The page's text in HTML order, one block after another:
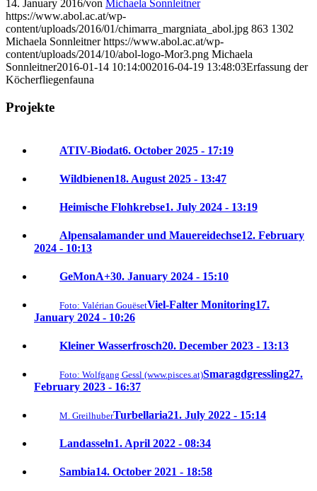
14. January 2016/von Michaela Sonnleitner
https://www.abol.ac.at/wp-
content/uploads/2016/01/chimarra_margniata_abol.jpg 863 1302
Michaela Sonnleitner https://www.abol.ac.at/wp-
content/uploads/2014/10/abol-logo-Mor3.png Michaela
Sonnleitner2016-01-14 10:14:002016-04-19 13:48:03Erfassung der
Köcherfliegenfauna
Projekte
ATIV-Biodat6. October 2025 - 17:19
Wildbienen18. August 2025 - 13:47
Heimische Flohkrebse1. July 2024 - 13:19
Alpensalamander und Mauereidechse12. February
2024 - 10:13
GeMonA+30. January 2024 - 15:10
Foto: Valérian GouësetViel-Falter Monitoring17.
January 2024 - 10:26
Kleiner Wasserfrosch20. December 2023 - 13:13
Foto: Wolfgang Gessl (www.pisces.at)Smaragdgressling27.
February 2023 - 16:37
M. GreilhuberTurbellaria21. July 2022 - 15:14
Landasseln1. April 2022 - 08:34
Sambia14. October 2021 - 18:58